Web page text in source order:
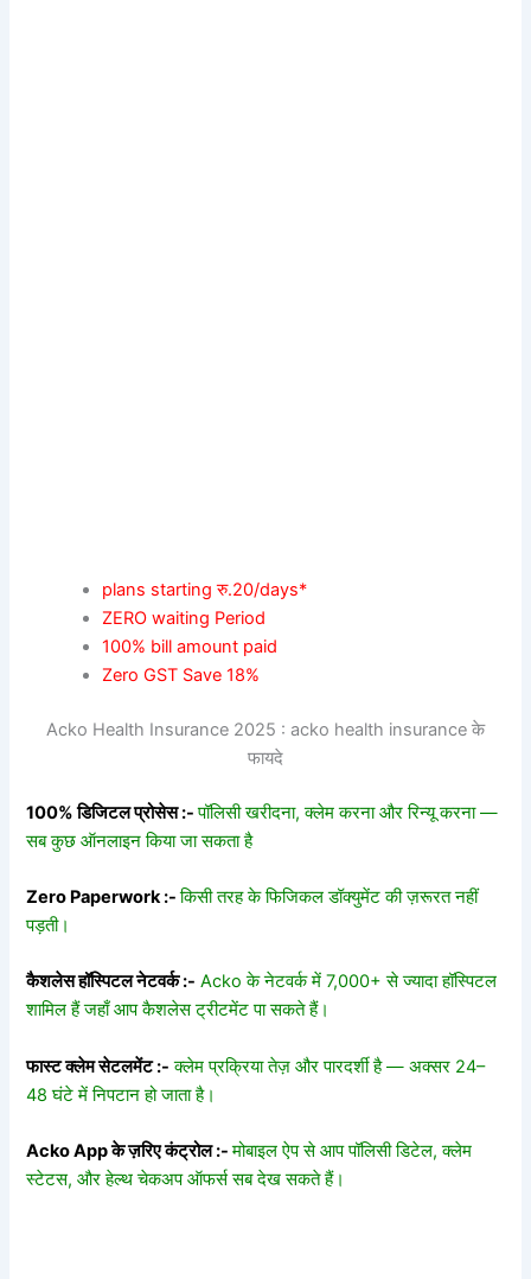
plans starting रु.20/days*
ZERO waiting Period
100% bill amount paid
Zero GST Save 18%
Acko Health Insurance 2025 : acko health insurance के
फायदे
100% डिजिटल प्रोसेस :- पॉलिसी खरीदना, क्लेम करना और रिन्यू करना —
सब कुछ ऑनलाइन किया जा सकता है
Zero Paperwork :- किसी तरह के फिजिकल डॉक्युमेंट की ज़रूरत नहीं
पड़ती।
कैशलेस हॉस्पिटल नेटवर्क :- Acko के नेटवर्क में 7,000+ से ज्यादा हॉस्पिटल
शामिल हैं जहाँ आप कैशलेस ट्रीटमेंट पा सकते हैं।
फास्ट क्लेम सेटलमेंट :- क्लेम प्रक्रिया तेज़ और पारदर्शी है — अक्सर 24–
48 घंटे में निपटान हो जाता है।
Acko App के ज़रिए कंट्रोल :- मोबाइल ऐप से आप पॉलिसी डिटेल, क्लेम
स्टेटस, और हेल्थ चेकअप ऑफर्स सब देख सकते हैं।